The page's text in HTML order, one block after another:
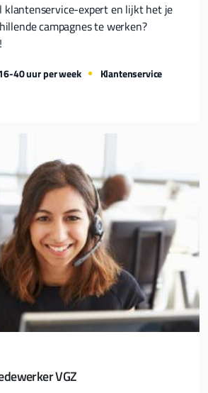
klantenservice-expert en lijkt het je
campagnes te werken?
40 uur per week Klantenservice
VGZ